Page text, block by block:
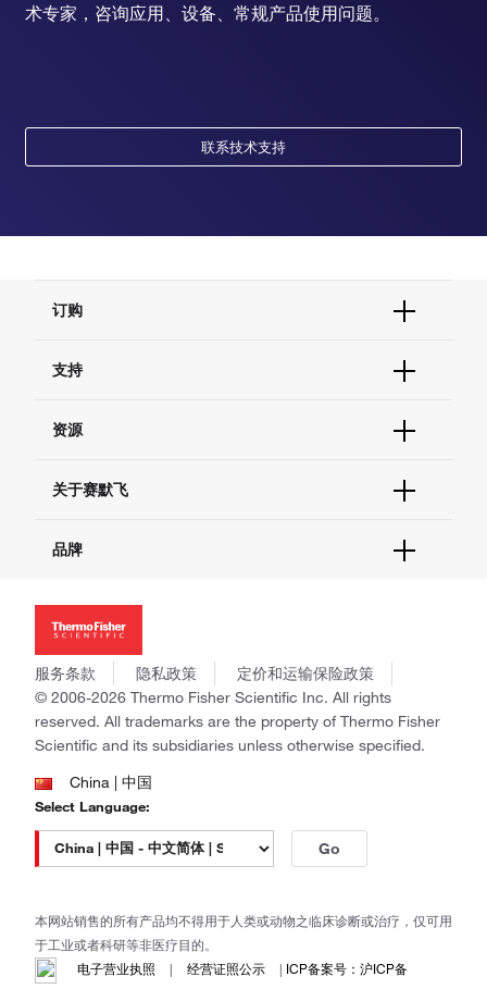
术专家，咨询应用、设备、常规产品使用问题。
联系技术支持
订购
订单支持
现货供应中心
支持
联系我们 - 400 820 8982
查找文件&证书
资源
促销
社交媒体
关于赛默飞
招聘
新闻
社会责任
商标
政策和通知
品牌
Applied Biosystems
Invitrogen
Gibco
Ion Torrent
Unity Lab Services
Patheon
PPD
服务条款 隐私政策
定价和运输保险政策
© 2006-2026 Thermo Fisher Scientific Inc. All rights
reserved. All trademarks are the property of Thermo Fisher
Scientific and its subsidiaries unless otherwise specified.
China | 中国
Select Language:
Go
本网站销售的所有产品均不得用于人类或动物之临床诊断或治疗，仅可用
于工业或者科研等非医疗目的。
电子营业执照
| 经营证照公示 | ICP备案号：沪ICP备